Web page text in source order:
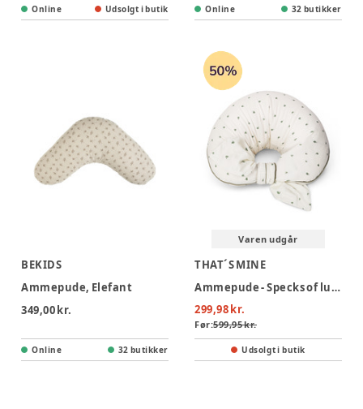
Online Udsolgt i butik Online 32 butikker
BEKIDS
Ammepude, Elefant
349,00 kr.
Online 32 butikker
Varen udgår
THAT´S MINE
Ammepude - Specks of luck
299,98 kr.
Før:599,95 kr.
Udsolgt i butik